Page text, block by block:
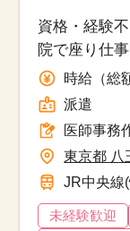
資格・経験
院で座り仕
時給（総
派遣
医師事務
東京都 八
JR中央線
未経験歓迎